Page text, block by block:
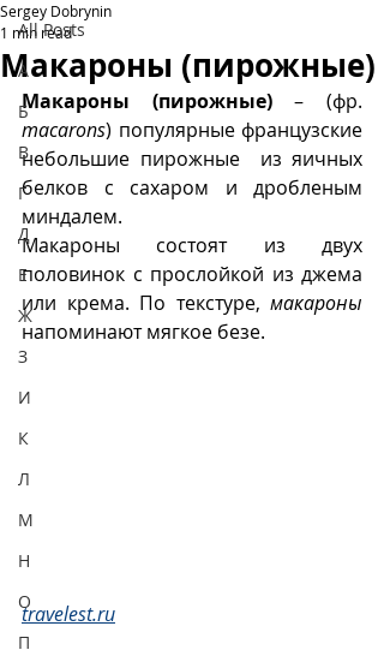
All Posts
А
Б
В
Г
Д
Е
Ж
З
И
К
Л
М
Н
О
П
Макароны (пирожные)
Sergey Dobrynin
1 min read
Макароны (пирожные)
macarons) популярные французские
небольшие пирожные  из яичных
белков с сахаром и дробленым
миндалем.
Макароны состоят из двух
половинок с прослойкой из джема
или крема. По текстуре, макароны
напоминают мягкое безе.
travelest.ru